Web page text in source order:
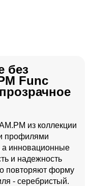
без
Func
из коллекции
профилями
а инновационные
и надежность
повторяют форму
- серебристый.